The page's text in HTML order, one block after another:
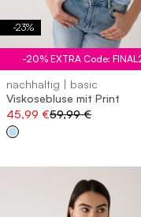
-23%
-20% EXTRA Code:
nachhaltig | basic
Viskosebluse mit Print
45,99 €59,99 €